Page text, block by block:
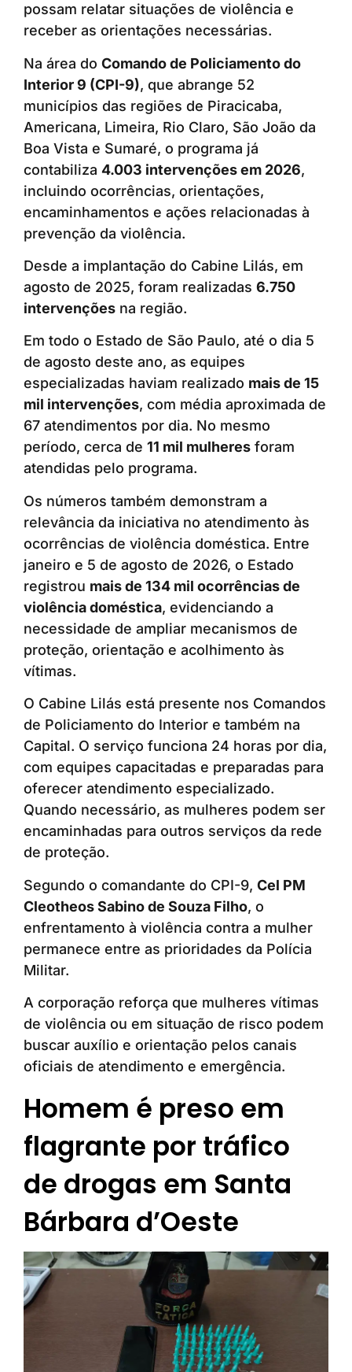
possam relatar situações de violência e
receber as orientações necessárias.
Na área do Comando de Policiamento do
Interior 9 (CPI-9), que abrange 52
municípios das regiões de Piracicaba,
Americana, Limeira, Rio Claro, São João da
Boa Vista e Sumaré, o programa já
contabiliza 4.003 intervenções em 2026,
incluindo ocorrências, orientações,
encaminhamentos e ações relacionadas à
prevenção da violência.
Desde a implantação do Cabine Lilás, em
agosto de 2025, foram realizadas 6.750
intervenções na região.
Em todo o Estado de São Paulo, até o dia 5
de agosto deste ano, as equipes
especializadas haviam realizado mais de 15
mil intervenções, com média aproximada de
67 atendimentos por dia. No mesmo
período, cerca de 11 mil mulheres foram
atendidas pelo programa.
Os números também demonstram a
relevância da iniciativa no atendimento às
ocorrências de violência doméstica. Entre
janeiro e 5 de agosto de 2026, o Estado
registrou mais de 134 mil ocorrências de
violência doméstica, evidenciando a
necessidade de ampliar mecanismos de
proteção, orientação e acolhimento às
vítimas.
O Cabine Lilás está presente nos Comandos
de Policiamento do Interior e também na
Capital. O serviço funciona 24 horas por dia,
com equipes capacitadas e preparadas para
oferecer atendimento especializado.
Quando necessário, as mulheres podem ser
encaminhadas para outros serviços da rede
de proteção.
Segundo o comandante do CPI-9, Cel PM
Cleotheos Sabino de Souza Filho, o
enfrentamento à violência contra a mulher
permanece entre as prioridades da Polícia
Militar.
A corporação reforça que mulheres vítimas
de violência ou em situação de risco podem
buscar auxílio e orientação pelos canais
oficiais de atendimento e emergência.
Homem é preso em
flagrante por tráfico
de drogas em Santa
Bárbara d’Oeste